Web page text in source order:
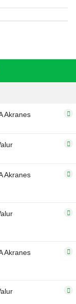
Akranes
Akranes
Akranes